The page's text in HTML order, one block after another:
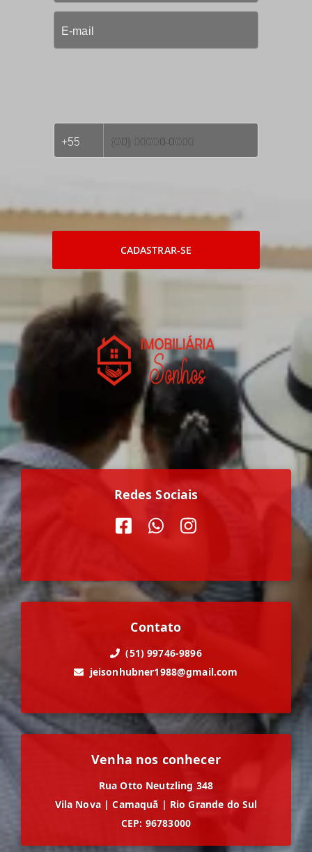
CADASTRAR-SE
Redes Sociais
Contato
(51) 99746-9896
jeisonhubner1988@gmail.com
Venha nos conhecer
Rua Otto Neutzling 348
Vila Nova | Camaquã | Rio Grande do Sul
CEP: 96783000